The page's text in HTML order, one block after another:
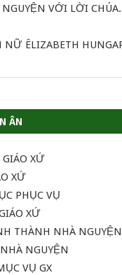
ÂN
GIÁO XỨ
XỨ
PHỤC VỤ
XỨ
THÀNH NHÀ NGUYỆN
NGUYỆN
VỤ GX
VỚI LỜI
ÊLIZABETH